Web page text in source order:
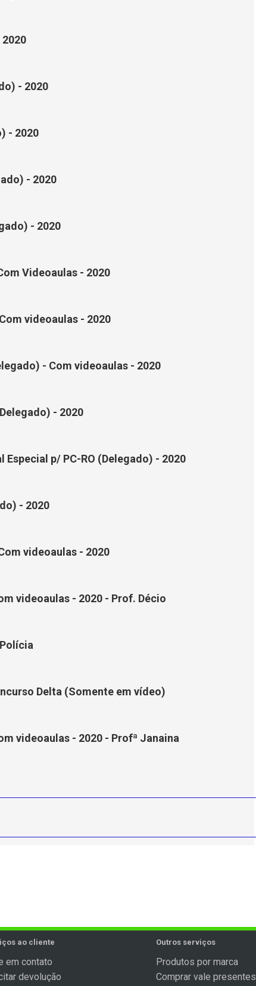
- 2020
- 2020
- 2020
- 2020
Videoaulas - 2020
videoaulas - 2020
- Com videoaulas - 2020
- 2020
p/ PC-RO (Delegado) - 2020
- 2020
videoaulas - 2020
videoaulas - 2020 - Prof. Décio
Delta (Somente em vídeo)
videoaulas - 2020 - Profª Janaina
ao cliente
em contato
devolução
Outros serviços
Produtos por marca
Comprar vale presentes